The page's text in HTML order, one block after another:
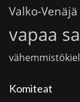
Valko-Venäjä
vapaa
Komiteat